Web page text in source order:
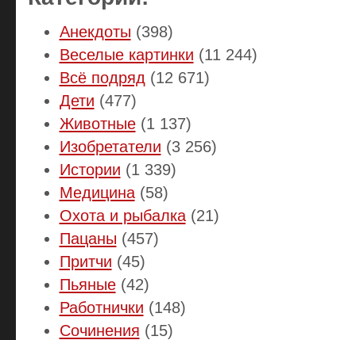
Анекдоты (398)
Веселые картинки (11 244)
Всё подряд (12 671)
Дети (477)
Животные(1 137)
Изобретатели (3 256)
Истории (1 339)
Медицина(58)
Охота и рыбалка(21)
Пацаны (457)
Притчи (45)
Пьяные(42)
Работнички (148)
Сочинения (15)